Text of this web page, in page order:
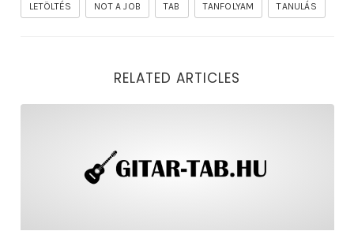
LETÖLTÉS NOT A JOB TAB TANFOLYAM TANULÁS
RELATED ARTICLES